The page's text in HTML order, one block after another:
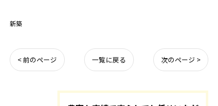
新築
< 前のページ 一覧に戻る 次のページ >